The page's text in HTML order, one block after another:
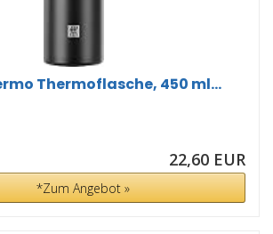
Thermoflasche, 450 ml...
22,60 EUR
*Zum Angebot »